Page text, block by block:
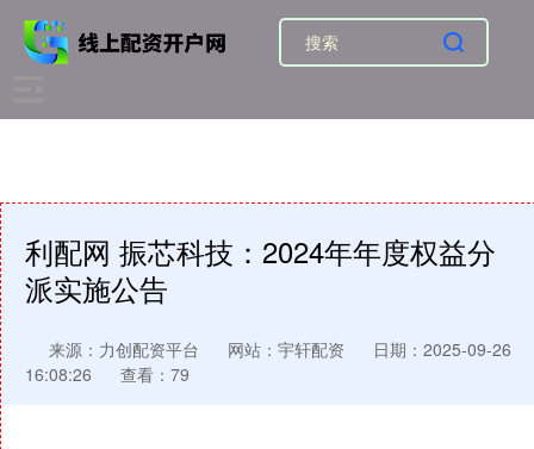
利配网 振芯科技：2024年年度权益分
派实施公告
来源：力创配资平台 网站：宇轩配资
日期：2025-09-26
16:08:26
查看：79